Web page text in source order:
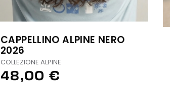
CAPPELLINO ALPINE NERO
2026
COLLEZIONE ALPINE
48,00 €